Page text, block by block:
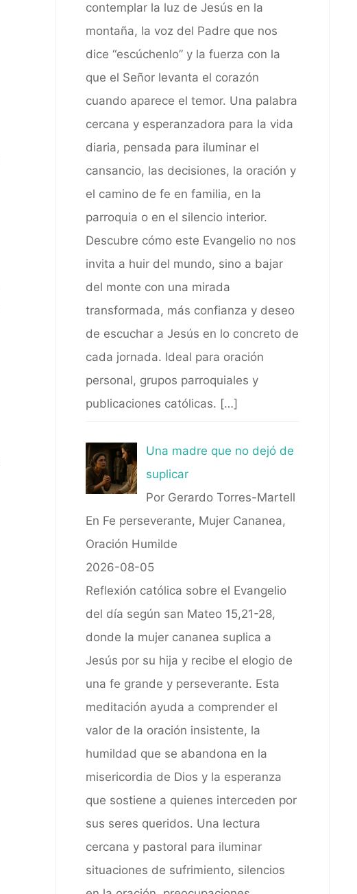
contemplar la luz de Jesús en la
montaña, la voz del Padre que nos
dice “escúchenlo” y la fuerza con la
que el Señor levanta el corazón
cuando aparece el temor. Una palabra
cercana y esperanzadora para la vida
diaria, pensada para iluminar el
cansancio, las decisiones, la oración y
el camino de fe en familia, en la
parroquia o en el silencio interior.
Descubre cómo este Evangelio no nos
invita a huir del mundo, sino a bajar
del monte con una mirada
transformada, más confianza y deseo
de escuchar a Jesús en lo concreto de
cada jornada. Ideal para oración
personal, grupos parroquiales y
publicaciones católicas. […]
Una madre que no dejó de
suplicar
Por Gerardo Torres-Martell
En Fe perseverante, Mujer Cananea,
Oración Humilde
2026-08-05
Reflexión católica sobre el Evangelio
del día según san Mateo 15,21-28,
donde la mujer cananea suplica a
Jesús por su hija y recibe el elogio de
una fe grande y perseverante. Esta
meditación ayuda a comprender el
valor de la oración insistente, la
humildad que se abandona en la
misericordia de Dios y la esperanza
que sostiene a quienes interceden por
sus seres queridos. Una lectura
cercana y pastoral para iluminar
situaciones de sufrimiento, silencios